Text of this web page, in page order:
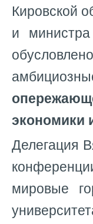
Кировской
и
экономики
Делегация
мировые